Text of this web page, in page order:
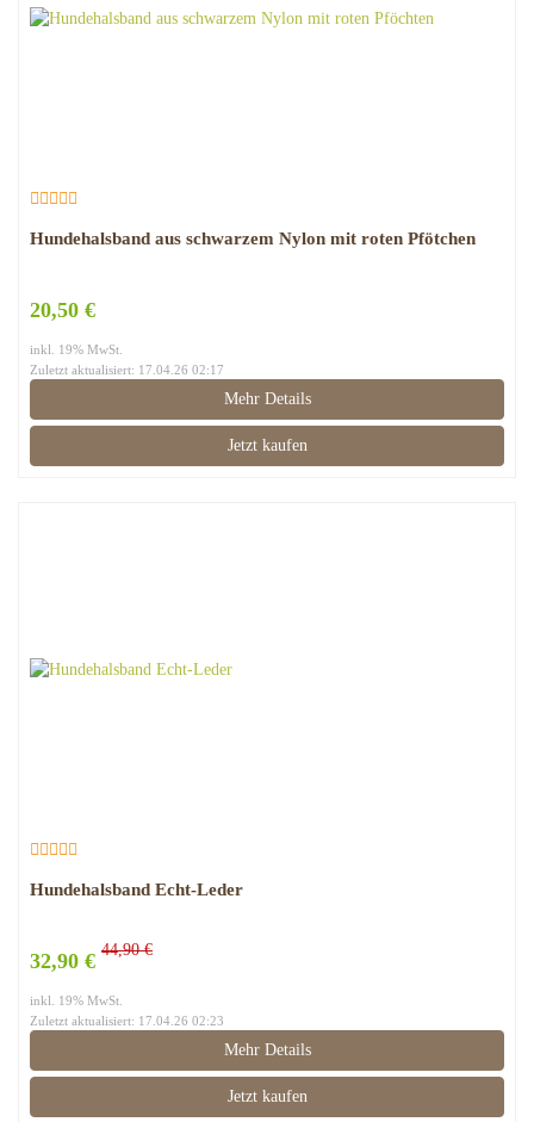
Hundehalsband aus schwarzem Nylon mit roten Pfötchen
20,50 €
inkl. 19% MwSt.
Zuletzt aktualisiert: 17.04.26 02:17
Mehr Details
Jetzt kaufen
Hundehalsband Echt-Leder
32,90 € 44,90 €
inkl. 19% MwSt.
Zuletzt aktualisiert: 17.04.26 02:23
Mehr Details
Jetzt kaufen